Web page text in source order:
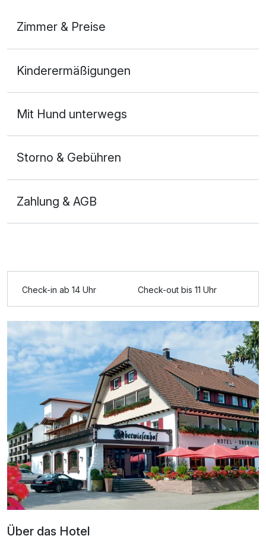
Zimmer & Preise
2 Erwachsene
Für 5 Tage p.P. ab 544,00 €
Doppelzimmer Superior
2 Erwachsene und 1 Kind
Kinderermäßigungen
Mit Hund unterwegs
Storno & Gebühren
Zahlung & AGB
Check-in ab 14 Uhr Check-out bis 11 Uhr
Über das Hotel